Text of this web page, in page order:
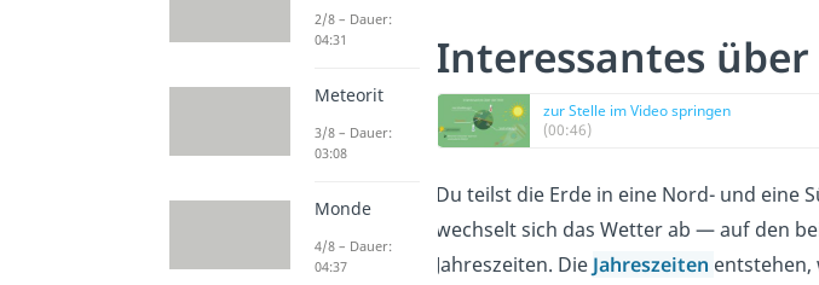
Interessantes über
zur Stelle im Video springen
(00:46)
Du teilst die Erde in eine Nord- und eine
wechselt sich das Wetter ab — auf den
Jahreszeiten. Die Jahreszeiten entstehen,
2/8 – Dauer:
04:31
Meteorit
3/8 – Dauer:
03:08
Monde
4/8 – Dauer:
04:37